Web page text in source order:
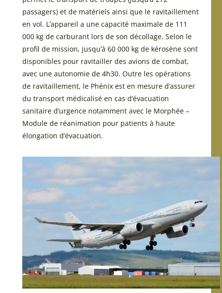
passagers) et de matériels ainsi que le ravitaillement
en vol. L’appareil a une capacité maximale de 111
000 kg de carburant lors de son décollage. Selon le
profil de mission, jusqu’à 60 000 kg de kérosène sont
disponibles pour ravitailler des avions de combat,
avec une autonomie de 4h30. Outre les opérations
de ravitaillement, le Phénix est en mesure d’assurer
du transport médicalisé en cas d’évacuation
sanitaire d’urgence notamment avec le Morphée –
Module de réanimation pour patients à haute
élongation d’évacuation.